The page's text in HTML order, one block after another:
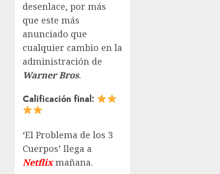
desenlace, por más
que este más
anunciado que
cualquier cambio en la
administración de
Warner Bros.
Calificación final:
‘El Problema de los 3
Cuerpos’ llega a
Netflixmañana.